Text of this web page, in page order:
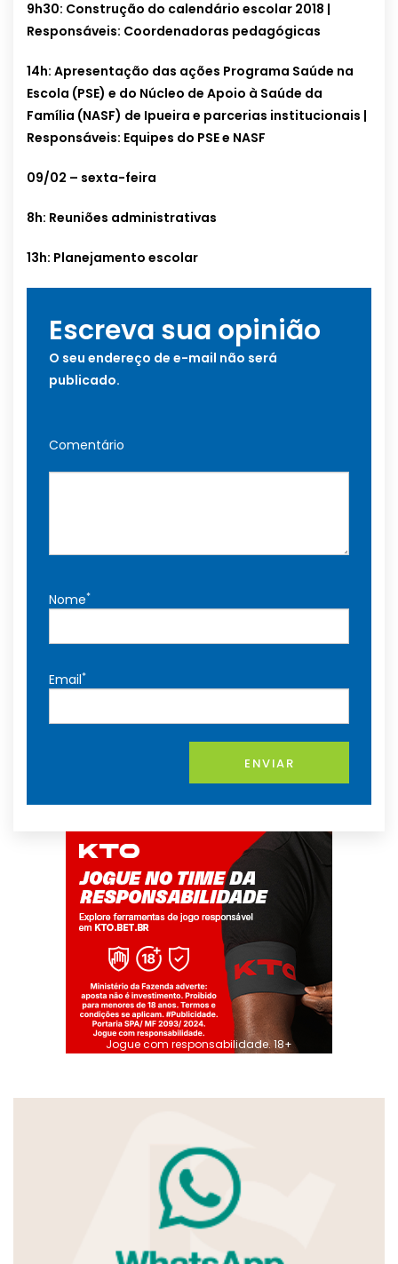
9h30: Construção do calendário escolar 2018 |
Responsáveis: Coordenadoras pedagógicas
14h: Apresentação das ações Programa Saúde na
Escola (PSE) e do Núcleo de Apoio à Saúde da
Família (NASF) de Ipueira e parcerias institucionais |
Responsáveis: Equipes do PSE e NASF
09/02 – sexta-feira
8h: Reuniões administrativas
13h: Planejamento escolar
Escreva sua opinião
O seu endereço de e-mail não será
publicado.
Comentário
Nome*
Email*
ENVIAR
Jogue com responsabilidade. 18+